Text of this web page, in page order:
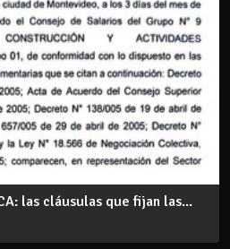
las cláusulas que fijan las...